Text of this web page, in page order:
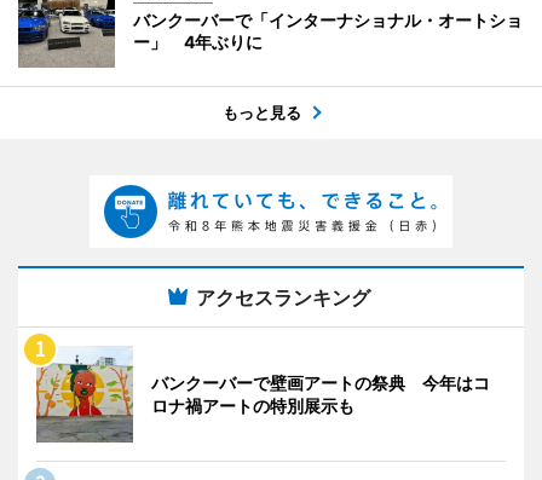
バンクーバーで「インターナショナル・オートショ
ー」 4年ぶりに
もっと見る
アクセスランキング
バンクーバーで壁画アートの祭典 今年はコ
ロナ禍アートの特別展示も